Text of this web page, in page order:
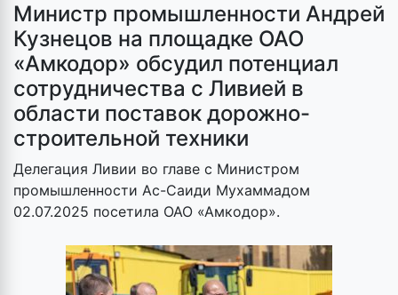
Министр промышленности Андрей
Кузнецов на площадке ОАО
«Амкодор» обсудил потенциал
сотрудничества с Ливией в
области поставок дорожно-
строительной техники
Делегация Ливии во главе с Министром
промышленности Ас-Саиди Мухаммадом
02.07.2025 посетила ОАО «Амкодор».